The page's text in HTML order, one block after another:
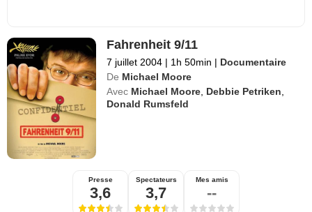
Fahrenheit 9/11
7 juillet 2004 | 1h 50min | Documentaire
De Michael Moore
Avec Michael Moore Debbie Petriken
Donald Rumsfeld
Presse
3,6
Spectateurs
3,7
Mes amis
--